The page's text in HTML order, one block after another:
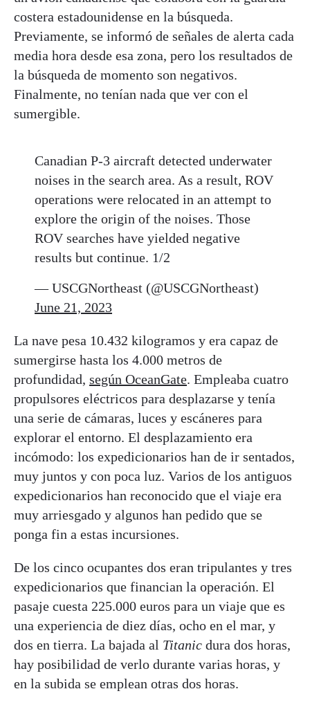
costera estadounidense en la búsqueda.
Previamente, se informó de señales de alerta cada
media hora desde esa zona, pero los resultados de
la búsqueda de momento son negativos.
Finalmente, no tenían nada que ver con el
sumergible.
Canadian P-3 aircraft detected underwater
noises in the search area. As a result, ROV
operations were relocated in an attempt to
explore the origin of the noises. Those
ROV searches have yielded negative
results but continue. 1/2
— USCGNortheast (@USCGNortheast)
June 21, 2023
La nave pesa 10.432 kilogramos y era capaz de
sumergirse hasta los 4.000 metros de
profundidad, según OceanGate. Empleaba cuatro
propulsores eléctricos para desplazarse y tenía
una serie de cámaras, luces y escáneres para
explorar el entorno. El desplazamiento era
incómodo: los expedicionarios han de ir sentados,
muy juntos y con poca luz. Varios de los antiguos
expedicionarios han reconocido que el viaje era
muy arriesgado y algunos han pedido que se
ponga fin a estas incursiones.
De los cinco ocupantes dos eran tripulantes y tres
expedicionarios que financian la operación. El
pasaje cuesta 225.000 euros para un viaje que es
una experiencia de diez días, ocho en el mar, y
dos en tierra. La bajada al Titanic dura dos horas,
hay posibilidad de verlo durante varias horas, y
en la subida se emplean otras dos horas.